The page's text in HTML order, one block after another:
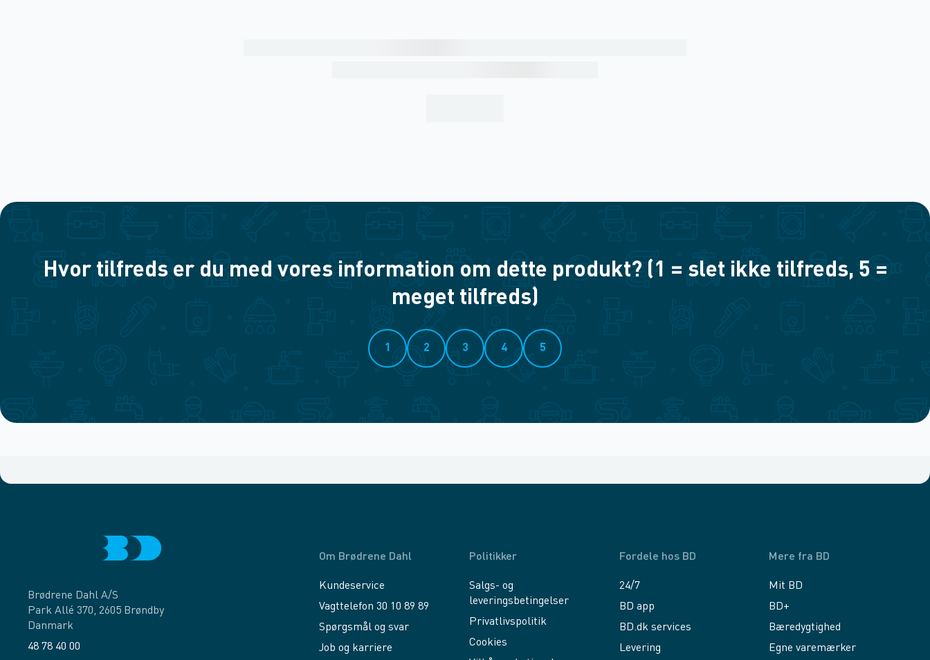
Hvor tilfreds er du med vores information om dette produkt? (1 = slet ikke tilfreds, 5 =
meget tilfreds)
1 2 3 4 5
Brødrene Dahl A/S
Park Allé 370, 2605 Brøndby
Danmark
48 78 40 00
Om Brødrene Dahl
Kundeservice
Vagttelefon 30 10 89 89
Spørgsmål og svar
Job og karriere
Politikker
Salgs- og
leveringsbetingelser
Privatlivspolitik
Cookies
Fordele hos BD
24/7
BD app
BD.dk services
Levering
Mere fra BD
Mit BD
BD+
Bæredygtighed
Egne varemærker